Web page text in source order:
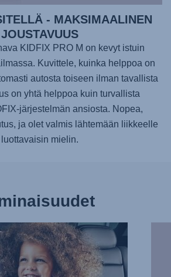
- MAKSIMAALINEN
JOUSTAVUUS
KIDFIX PRO M on kevyt istuin
Kuvittele, kuinka helppoa on
autosta toiseen ilman tavallista
on yhtä helppoa kuin turvallista
järjestelmän ansiosta. Nopea,
ja olet valmis lähtemään liikkeelle
luottavaisin mielin.